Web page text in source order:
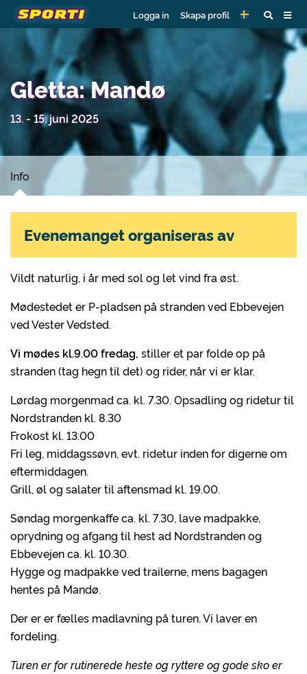
Logga in Skapa profil
Gletta: Mandø
13. - 15. juni 2025
Info
Vildt naturlig, i år med sol og let vind fra øst.
Mødestedet er P-pladsen på stranden ved Ebbevejen
ved Vester Vedsted.
Vi mødes kl.9.00fredag, stiller et par folde op på
stranden (tag hegn til det) og rider, når vi er klar.
Lørdag morgenmad ca. kl. 7.30. Opsadling og ridetur til
Nordstranden kl. 8.30
Frokost kl. 13.00
Fri leg, middagssøvn, evt. ridetur inden for digerne om
eftermiddagen.
Grill, øl og salater til aftensmad kl. 19.00.
Søndag morgenkaffe ca. kl. 7.30, lave madpakke,
oprydning og afgang til hest ad Nordstranden og
Ebbevejen ca. kl. 10.30.
Hygge og madpakke ved trailerne, mens bagagen
hentes på Mandø.
Der er er fælles madlavning på turen. Vi laver en
fordeling.
Turen er for rutinerede heste og ryttere og gode sko er
Evenemanget organiseras av